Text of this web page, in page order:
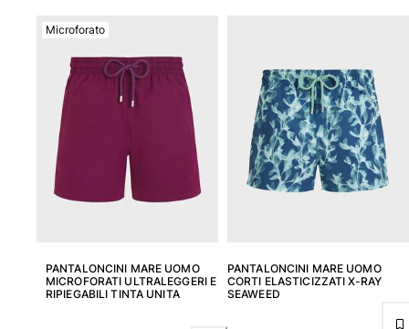
PANTALONCINI MARE UOMO
MICROFORATI ULTRALEGGERI E
RIPIEGABILI TINTA UNITA
Microforato
PANTALONCINI MARE UOMO
CORTI ELASTICIZZATI X-RAY
SEAWEED